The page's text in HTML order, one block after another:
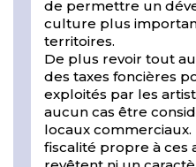
de permettre un
culture plus
territoires.
De plus revoir tout
des taxes foncières
exploités par les
aucun cas être
locaux commerciaux.
fiscalité propre à ces